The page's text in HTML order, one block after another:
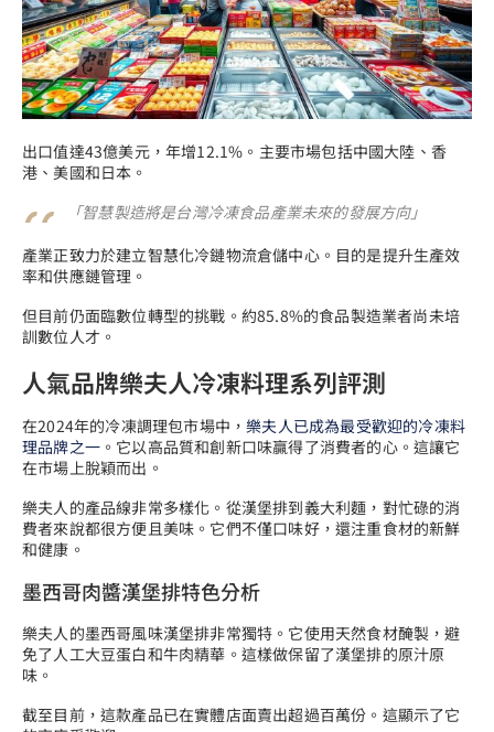
出口值達43億美元，年增12.1%。主要市場包括中國大陸、香
港、美國和日本。
「智慧製造將是台灣冷凍食品產業未來的發展方向」
產業正致力於建立智慧化冷鏈物流倉儲中心。目的是提升生產效
率和供應鏈管理。
但目前仍面臨數位轉型的挑戰。約85.8%的食品製造業者尚未培
訓數位人才。
人氣品牌樂夫人冷凍料理系列評測
在2024年的冷凍調理包市場中，樂夫人已成為最受歡迎的冷凍料
理品牌之一 。它以高品質和創新口味贏得了消費者的心。這讓它
在市場上脫穎而出。
樂夫人的產品線非常多樣化。從漢堡排到義大利麵，對忙碌的消
費者來說都很方便且美味。它們不僅口味好，還注重食材的新鮮
和健康。
墨西哥肉醬漢堡排特色分析
樂夫人的墨西哥風味漢堡排非常獨特。它使用天然食材醃製，避
免了人工大豆蛋白和牛肉精華。這樣做保留了漢堡排的原汁原
味。
截至目前，這款產品已在實體店面賣出超過百萬份。這顯示了它